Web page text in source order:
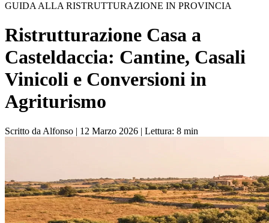
GUIDA ALLA RISTRUTTURAZIONE IN PROVINCIA
Ristrutturazione Casa a
Casteldaccia: Cantine, Casali
Vinicoli e Conversioni in
Agriturismo
Scritto da Alfonso | 12 Marzo 2026 | Lettura: 8 min